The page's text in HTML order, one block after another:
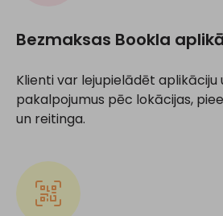
Bezmaksas Bookla
Klienti var lejupielādēt aplikāciju
pakalpojumus pēc lokācijas,
un reitinga.